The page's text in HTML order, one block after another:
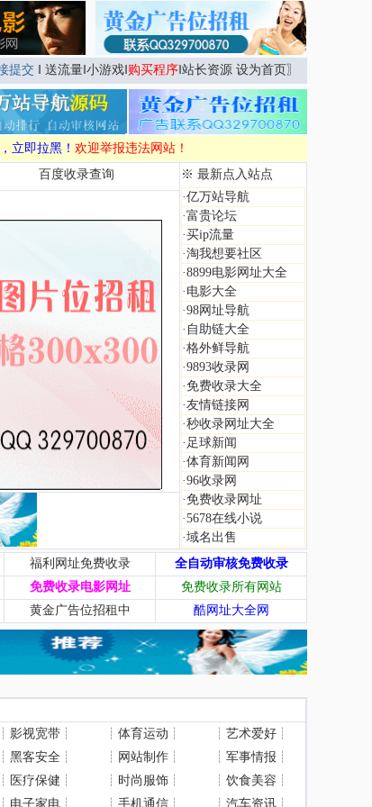
提交 送流量 小游戏 购买程序 站长资源 设为首页〗
立即拉黑！ 欢迎举报违法网站！
百度收录查询
※ 最新点入站点
·亿万站导航
·富贵论坛
·买ip流量
·淘我想要社区
·8899电影网址大全
· 电影大全
·98网址导航
· 自助链大全
·格外鲜导航
·9893收录网
·免费收录大全
·友情链接网
·秒收录网址大全
· 足球新闻
·体育新闻网
·96收录网
·免费收录网址
·5678在线小说
·域名出售
福利网址免费收录
全自动审核免费收录
免费收录电影网址
免费收录所有网站
黄金广告位招租中 酷网址大全网
┊ 影视宽带┊ ┊ 体育运动 ┊ ┊ 艺术爱好┊
┊ 黑客安全┊ ┊ 网站制作┊ ┊ 军事情报 ┊
┊ 医疗保健 ┊ ┊ 时尚服饰┊ ┊ 饮食美容 ┊
┊ 电子家电┊ ┊ 手机通信┊ ┊ 汽车资讯┊